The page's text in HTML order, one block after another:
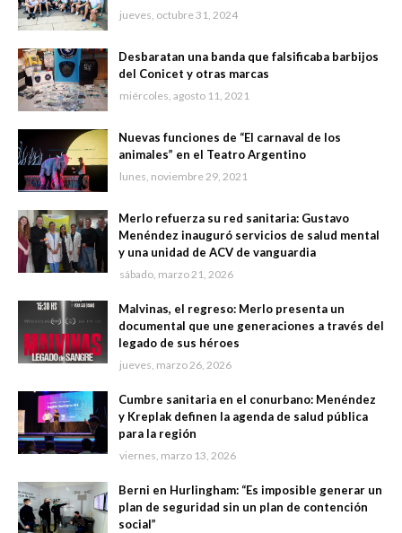
jueves, octubre 31, 2024
Desbaratan una banda que falsificaba barbijos
del Conicet y otras marcas
miércoles, agosto 11, 2021
Nuevas funciones de “El carnaval de los
animales” en el Teatro Argentino
lunes, noviembre 29, 2021
Merlo refuerza su red sanitaria: Gustavo
Menéndez inauguró servicios de salud mental
y una unidad de ACV de vanguardia
sábado, marzo 21, 2026
Malvinas, el regreso: Merlo presenta un
documental que une generaciones a través del
legado de sus héroes
jueves, marzo 26, 2026
Cumbre sanitaria en el conurbano: Menéndez
y Kreplak definen la agenda de salud pública
para la región
viernes, marzo 13, 2026
Berni en Hurlingham: “Es imposible generar un
plan de seguridad sin un plan de contención
social”